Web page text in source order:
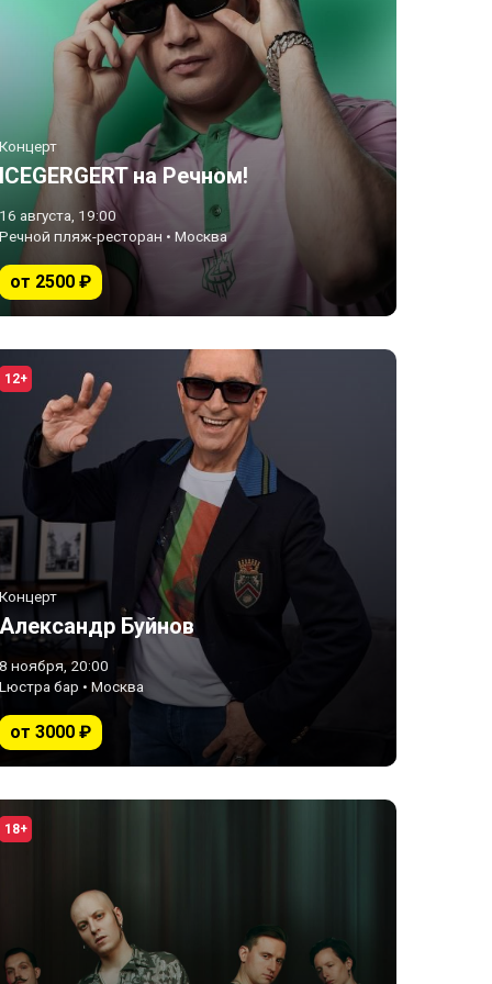
Концерт
ICEGERGERT на Речном!
16 августа, 19:00
Речной пляж-ресторан • Москва
от 2500 ₽
12+
Концерт
Александр Буйнов
8 ноября, 20:00
Lюстра бар • Москва
от 3000 ₽
18+